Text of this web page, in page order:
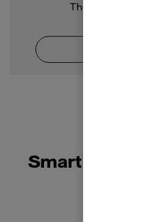
Thema herantasten
Smart Home für